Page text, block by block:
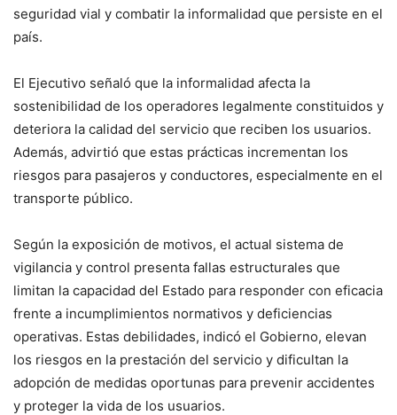
seguridad vial y combatir la informalidad que persiste en el
país.
El Ejecutivo señaló que la informalidad afecta la
sostenibilidad de los operadores legalmente constituidos y
deteriora la calidad del servicio que reciben los usuarios.
Además, advirtió que estas prácticas incrementan los
riesgos para pasajeros y conductores, especialmente en el
transporte público.
Según la exposición de motivos, el actual sistema de
vigilancia y control presenta fallas estructurales que
limitan la capacidad del Estado para responder con eficacia
frente a incumplimientos normativos y deficiencias
operativas. Estas debilidades, indicó el Gobierno, elevan
los riesgos en la prestación del servicio y dificultan la
adopción de medidas oportunas para prevenir accidentes
y proteger la vida de los usuarios.